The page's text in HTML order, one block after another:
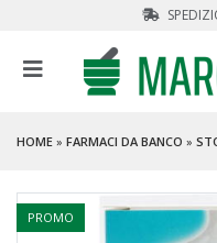
HOME » FARMACI DA BANCO »
PROMO